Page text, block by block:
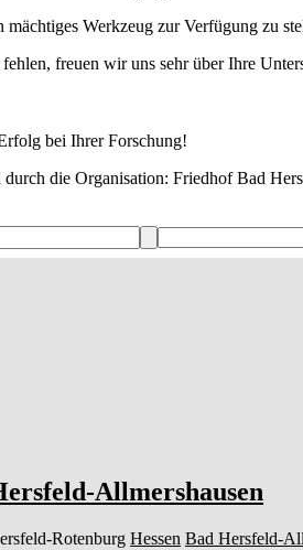
Werkzeug zur Verfügung zu
freuen wir uns sehr über Ihre
bei Ihrer Forschung!
durch die Organisation: Friedhof Bad
Allmershausen
Rotenburg Hessen Bad Hersfeld-